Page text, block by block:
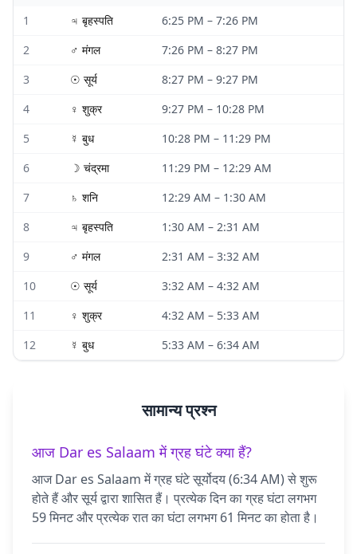
1 ♃ बृहस्पति 6:25 PM – 7:26 PM
2
♂ मंगल 7:26 PM – 8:27 PM
3
☉ सूर्य 8:27 PM – 9:27 PM
4
♀ शुक्र 9:27 PM – 10:28 PM
5
☿ बुध 10:28 PM – 11:29 PM
6
☽ चंद्रमा 11:29 PM – 12:29 AM
7
♄ शनि 12:29 AM – 1:30 AM
8
♃ बृहस्पति 1:30 AM – 2:31 AM
9
♂ मंगल 2:31 AM – 3:32 AM
10
☉ सूर्य 3:32 AM – 4:32 AM
11
♀ शुक्र 4:32 AM – 5:33 AM
12
☿ बुध 5:33 AM – 6:34 AM
सामान्य प्रश्न
आज Dar es Salaam में ग्रह घंटे क्या हैं?
आज Dar es Salaam में ग्रह घंटे सूर्योदय (6:34 AM) से शुरू
होते हैं और सूर्य द्वारा शासित हैं। प्रत्येक दिन का ग्रह घंटा लगभग
59 मिनट और प्रत्येक रात का घंटा लगभग 61 मिनट का होता है।